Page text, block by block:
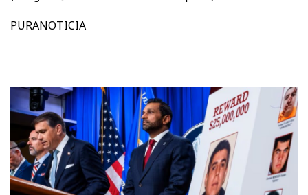
PURANOTICIA